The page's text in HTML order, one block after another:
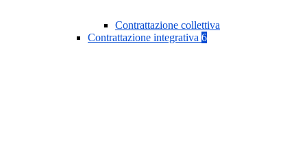
Contrattazione collettiva
Contrattazione integrativa 6